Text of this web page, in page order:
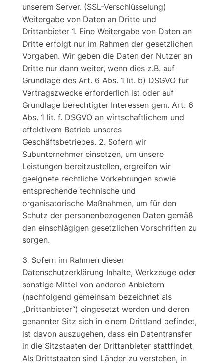
unserem Server. (SSL-Verschlüsselung)
Weitergabe von Daten an Dritte und
Drittanbieter 1. Eine Weitergabe von Daten an
Dritte erfolgt nur im Rahmen der gesetzlichen
Vorgaben. Wir geben die Daten der Nutzer an
Dritte nur dann weiter, wenn dies z.B. auf
Grundlage des Art. 6 Abs. 1 lit. b) DSGVO für
Vertragszwecke erforderlich ist oder auf
Grundlage berechtigter Interessen gem. Art. 6
Abs. 1 lit. f. DSGVO an wirtschaftlichem und
effektivem Betrieb unseres
Geschäftsbetriebes. 2. Sofern wir
Subunternehmer einsetzen, um unsere
Leistungen bereitzustellen, ergreifen wir
geeignete rechtliche Vorkehrungen sowie
entsprechende technische und
organisatorische Maßnahmen, um für den
Schutz der personenbezogenen Daten gemäß
den einschlägigen gesetzlichen Vorschriften zu
sorgen.
3. Sofern im Rahmen dieser
Datenschutzerklärung Inhalte, Werkzeuge oder
sonstige Mittel von anderen Anbietern
(nachfolgend gemeinsam bezeichnet als
„Drittanbieter“) eingesetzt werden und deren
genannter Sitz sich in einem Drittland befindet,
ist davon auszugehen, dass ein Datentransfer
in die Sitzstaaten der Drittanbieter stattfindet.
Als Drittstaaten sind Länder zu verstehen, in